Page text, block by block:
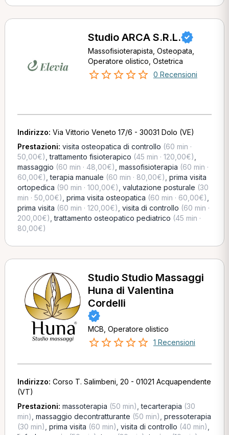
Studio ARCA S.R.L.
Massofisioterapista, Osteopata,
Operatore olistico, Ostetrica
0 Recensioni
Indirizzo: Via Vittorio Veneto 17/6 - 30031 Dolo (VE)
Prestazioni: visita osteopatica di controllo (60 min ·
50,00€) ,trattamento fisioterapico (45 min · 120,00€)
massaggio (60 min · 48,00€) massofisioterapia (60 min ·
60,00€) ,terapia manuale (60 min · 80,00€) prima visita
ortopedica (90 min · 100,00€) valutazione posturale (30
min · 50,00€) prima visita osteopatica (60 min · 60,00€)
prima visita (60 min · 120,00€) visita di controllo (60 min ·
200,00€) ,trattamento osteopatico pediatrico (45 min ·
80,00€)
Studio Studio Massaggi
Huna di Valentina
Cordelli
MCB, Operatore olistico
1 Recensioni
Indirizzo: Corso T. Salimbeni, 20 - 01021 Acquapendente
(VT)
Prestazioni: massoterapia (50 min) ,tecarterapia (30
min) massaggio decontratturante (50 min) pressoterapia
(30 min) prima visita (60 min) visita di controllo (40 min)